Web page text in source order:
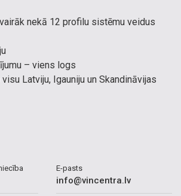
nekā 12 profilu sistēmu veidus
– viens logs
Latviju, Igauniju un Skandināvijas
E-pasts
info@vincentra.lv